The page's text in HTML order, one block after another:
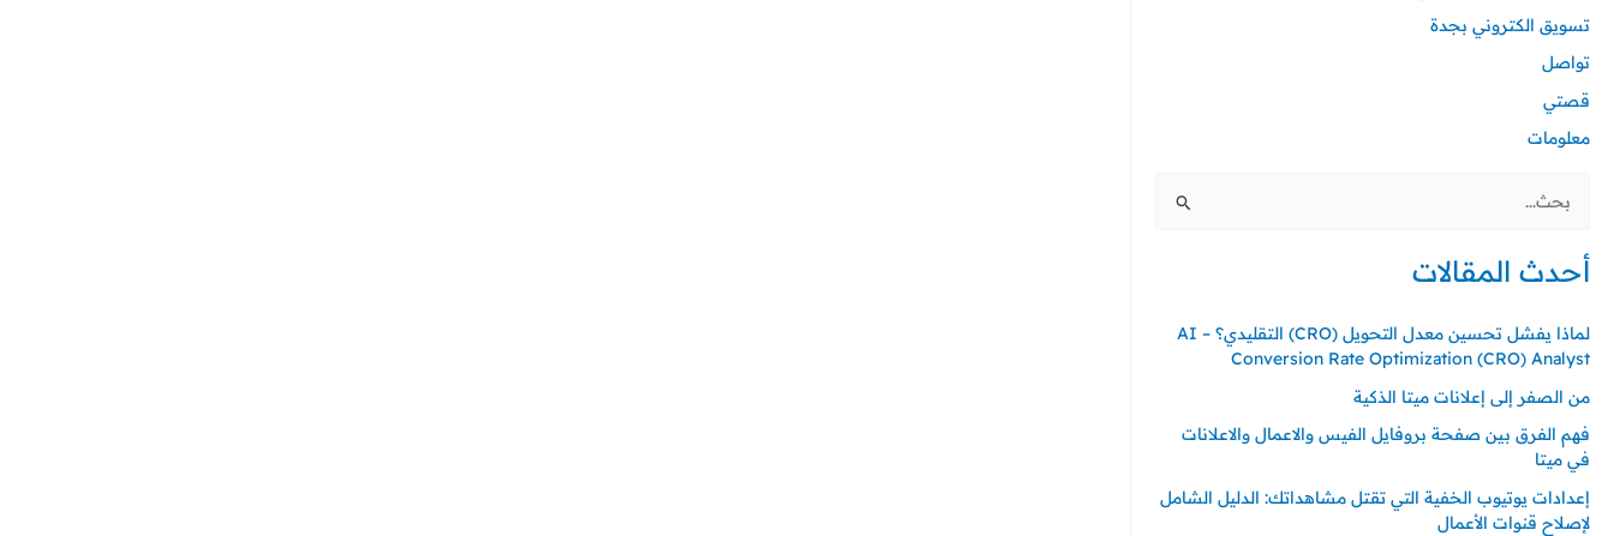
تسويق الكتروني بجدة
تواصل
قصتي
معلومات
البحث
أحدث المقالات
لماذا يفشل تحسين معدل التحويل (CRO) التقليدي؟ – AI
Conversion Rate Optimization (CRO) Analyst
من الصفر إلى إعلانات ميتا الذكية
فهم الفرق بين صفحة بروفايل الفيس والاعمال والاعلانات
في ميتا
إعدادات يوتيوب الخفية التي تقتل مشاهداتك: الدليل الشامل
لإصلاح قنوات الأعمال